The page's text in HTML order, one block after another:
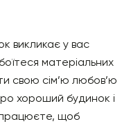
викликає у вас
матеріальних
свою сім’ю любов’ю
хороший будинок і
щоб